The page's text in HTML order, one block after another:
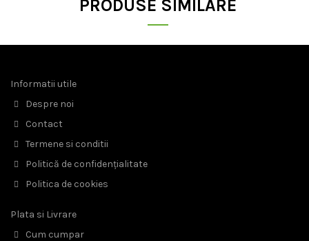
PRODUSE SIMILARE
Informatii utile
Despre noi
Contact
Termene si conditii
Politică de confidențialitate
Politica de cookies
Plata si Livrare
Cum cumpar